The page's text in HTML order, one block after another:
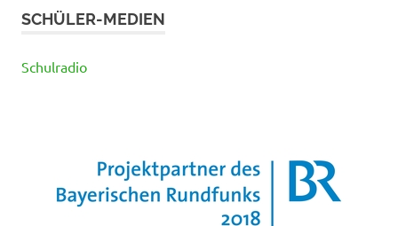
SCHÜLER-MEDIEN
Schulradio